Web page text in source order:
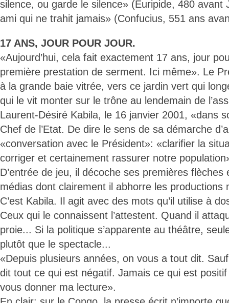
silence, ou garde le silence» (Euripide, 480 avant
ami qui ne trahit jamais» (Confucius, 551 ans
17 ANS, JOUR POUR JOUR.
«Aujourd’hui, cela fait exactement 17 ans, jour
première prestation de serment. Ici même». Le
à la grande baie vitrée, vers ce jardin vert qui
qui le vit monter sur le trône au lendemain de
Laurent-Désiré Kabila, le 16 janvier 2001, «dans
Chef de l’Etat. De dire le sens de sa démarche
«conversation avec le Président»: «clarifier la
corriger et certainement rassurer notre
D’entrée de jeu, il décoche ses premières flèches
médias dont clairement il abhorre les productions
C’est Kabila. Il agit avec des mots qu’il utilise à
Ceux qui le connaissent l’attestent. Quand il
proie... Si la politique s’apparente au théâtre,
plutôt que le spectacle...
«Depuis plusieurs années, on vous a tout dit.
dit tout ce qui est négatif. Jamais ce qui est
vous donner ma lecture».